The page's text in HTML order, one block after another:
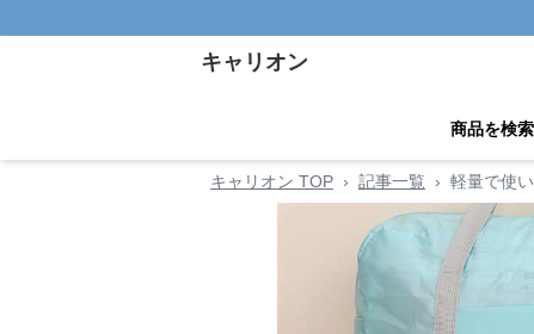
キャリオン
商品を検
キャリオン TOP › 記事一覧 › 軽量で使